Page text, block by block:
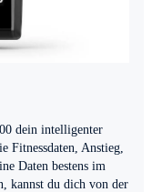
dein intelligenter
Fitnessdaten, Anstieg,
Daten bestens im
kannst du dich von der